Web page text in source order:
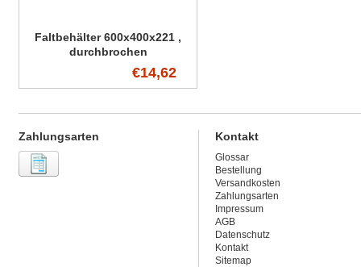
Faltbehälter 600x400x221 ,
durchbrochen
€14,62
Zahlungsarten Kontakt
Glossar
Bestellung
Versandkosten
Zahlungsarten
Impressum
AGB
Datenschutz
Kontakt
Sitemap